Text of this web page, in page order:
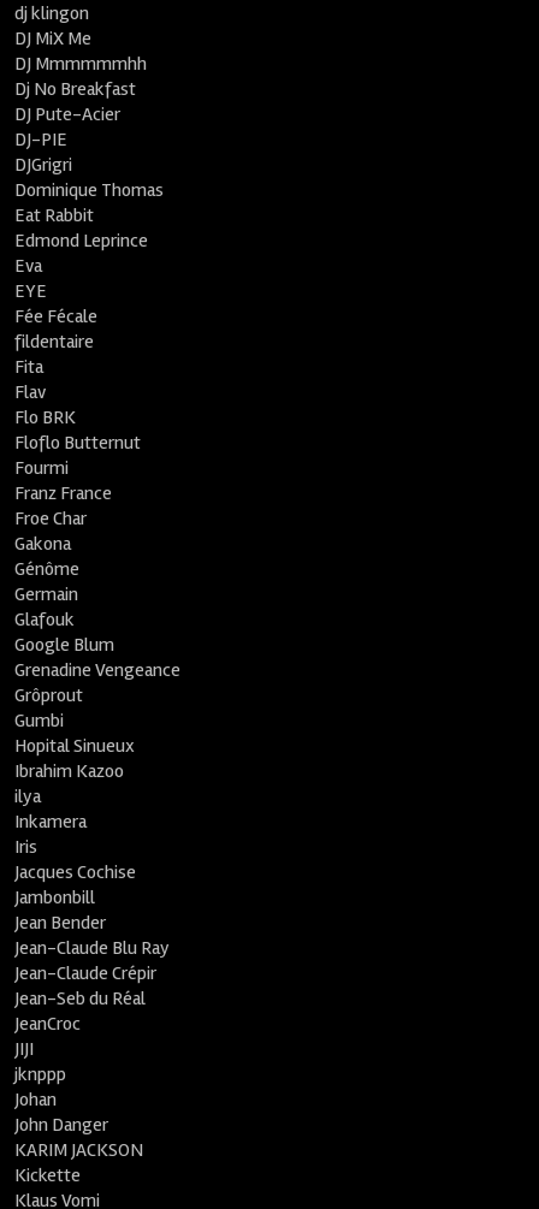
dj klingon
DJ MiX Me
DJ Mmmmmmhh
Dj No Breakfast
DJ Pute-Acier
DJ-PIE
DJGrigri
Dominique Thomas
Eat Rabbit
Edmond Leprince
Eva
EYE
Fée Fécale
fildentaire
Fita
Flav
Flo BRK
Floflo Butternut
Fourmi
Franz France
Froe Char
Gakona
Génôme
Germain
Glafouk
Google Blum
Grenadine Vengeance
Grôprout
Gumbi
Hopital Sinueux
Ibrahim Kazoo
ilya
Inkamera
Iris
Jacques Cochise
Jambonbill
Jean Bender
Jean-Claude Blu Ray
Jean-Claude Crépir
Jean-Seb du Réal
JeanCroc
JIJI
jknppp
Johan
John Danger
KARIM JACKSON
Kickette
Klaus Vomi